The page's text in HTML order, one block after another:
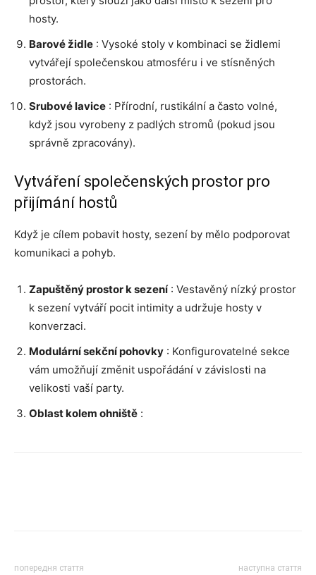
hosty.
Barové židle : Vysoké stoly v kombinaci se židlemi
vytvářejí společenskou atmosféru i ve stísněných
prostorách.
Srubové lavice : Přírodní, rustikální a často volné,
když jsou vyrobeny z padlých stromů (pokud jsou
správně zpracovány).
Vytváření společenských prostor pro
přijímání hostů
Když je cílem pobavit hosty, sezení by mělo podporovat
komunikaci a pohyb.
Zapuštěný prostor k sezení: Vestavěný nízký prostor
k sezení vytváří pocit intimity a udržuje hosty v
konverzaci.
Modulární sekční pohovky : Konfigurovatelné sekce
vám umožňují změnit uspořádání v závislosti na
velikosti vaší party.
Oblast kolem ohniště :
попередня стаття наступна стаття